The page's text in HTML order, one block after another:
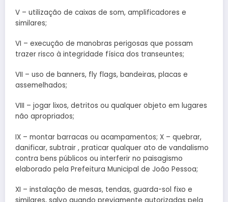
V – utilização de caixas de som, amplificadores e
similares;
VI – execução de manobras perigosas que possam
trazer risco à integridade física dos transeuntes;
VII – uso de banners, fly flags, bandeiras, placas e
assemelhados;
VIII – jogar lixos, detritos ou qualquer objeto em lugares
não apropriados;
IX – montar barracas ou acampamentos; X – quebrar,
danificar, subtrair , praticar qualquer ato de vandalismo
contra bens públicos ou interferir no paisagismo
elaborado pela Prefeitura Municipal de João Pessoa;
XI – instalação de mesas, tendas, guarda-sol fixo e